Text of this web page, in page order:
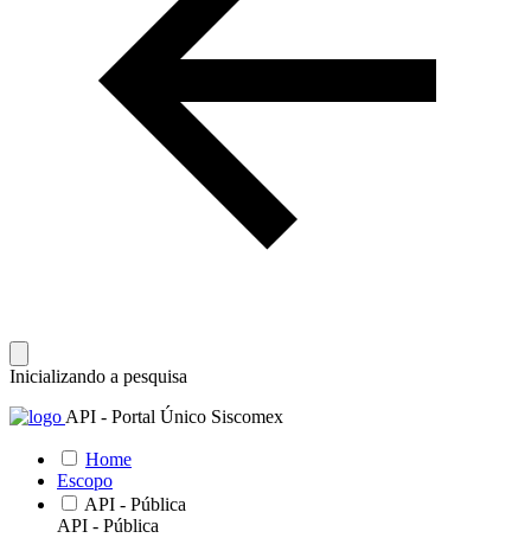
Inicializando a pesquisa
API - Portal Único Siscomex
Home
Escopo
API - Pública
API - Pública